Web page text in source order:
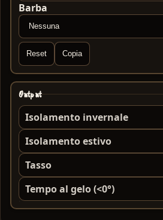
Barba
Reset Copia
Output
Isolamento invernale
Isolamento estivo
Tasso
Tempo al gelo (<0°)